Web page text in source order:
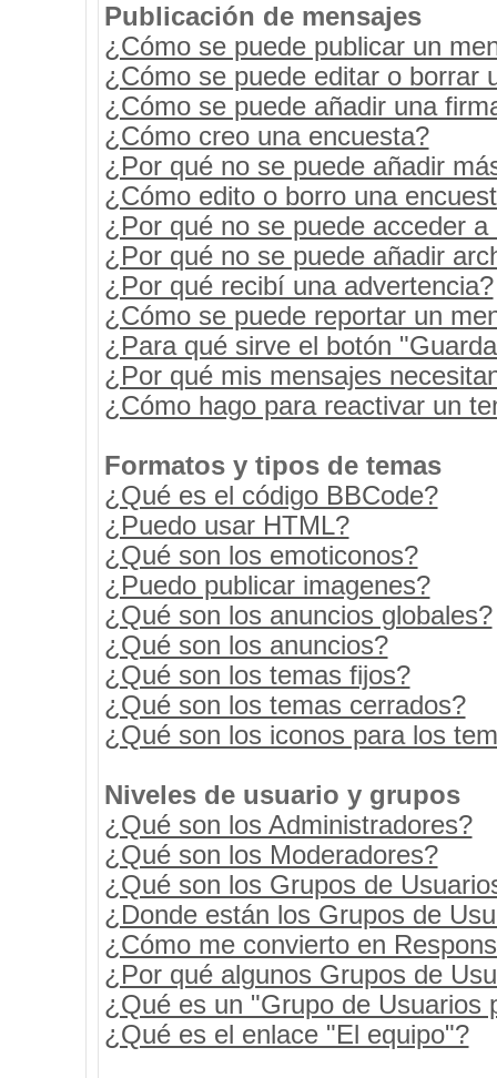
Publicación de mensajes
¿Cómo se puede publicar un
¿Cómo se puede editar o borrar
¿Cómo se puede añadir una
¿Cómo creo una encuesta?
¿Por qué no se puede añadir
¿Cómo edito o borro una
¿Por qué no se puede acceder a
¿Por qué no se puede añadir
¿Por qué recibí una advertencia?
¿Cómo se puede reportar un
¿Para qué sirve el botón
¿Por qué mis mensajes
¿Cómo hago para reactivar un
Formatos y tipos de temas
¿Qué es el código BBCode?
¿Puedo usar HTML?
¿Qué son los emoticonos?
¿Puedo publicar imagenes?
¿Qué son los anuncios globales?
¿Qué son los anuncios?
¿Qué son los temas fijos?
¿Qué son los temas cerrados?
¿Qué son los iconos para los
Niveles de usuario y grupos
¿Qué son los Administradores?
¿Qué son los Moderadores?
¿Qué son los Grupos de
¿Donde están los Grupos de
¿Cómo me convierto en
¿Por qué algunos Grupos de
¿Qué es un "Grupo de Usuarios
¿Qué es el enlace "El equipo"?